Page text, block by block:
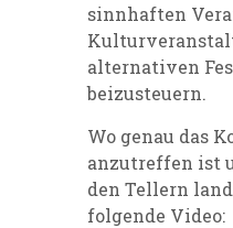
sinnhaften
alternativen
beizusteuern.
Wo genau das
anzutreffen ist
den Tellern
folgende Video: